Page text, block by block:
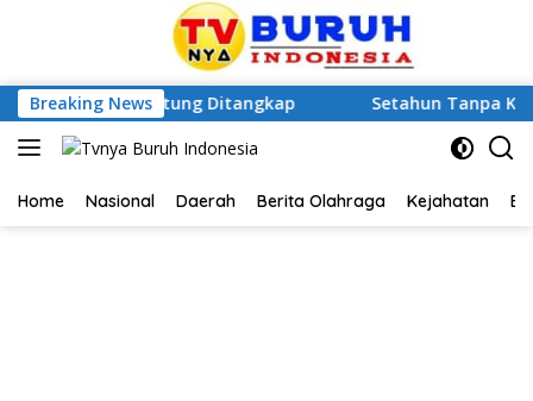
Breaking News
di Betung Ditangkap Setahun Tanpa Kepastian
Home Nasional Daerah Berita Olahraga Kejahatan